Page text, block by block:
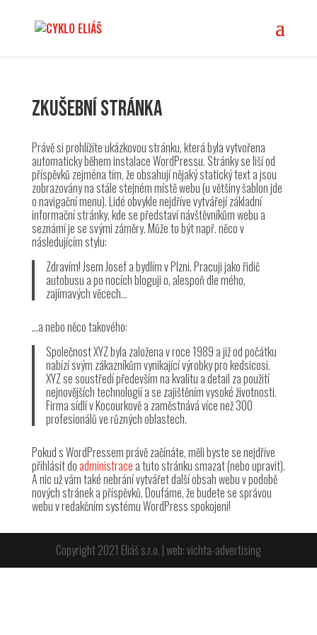
Zkušební stránka
Právě si prohlížíte ukázkovou stránku, která byla vytvořena
automaticky během instalace WordPressu. Stránky se liší od
příspěvků zejména tím, že obsahují nějaký statický text a jsou
zobrazovány na stále stejném místě webu (u většiny šablon jde
o navigační menu). Lidé obvykle nejdříve vytvářejí základní
informační stránky, kde se představí návštěvníkům webu a
seznámí je se svými záměry. Může to být např. něco v
následujícím stylu:
Zdravím! Jsem Josef a bydlím v Plzni. Pracuji jako řidič
autobusu a po nocích bloguji o, alespoň dle mého,
zajímavých věcech…
…a nebo něco takového:
Společnost XYZ byla založena v roce 1989 a již od počátku
nabízí svým zákazníkům vynikající výrobky pro kedsicosi.
XYZ se soustředí především na kvalitu a detail za použití
nejnovějších technologií a se zajištěním vysoké životnosti.
Firma sídlí v Kocourkově a zaměstnává více než 300
profesionálů ve různých oblastech.
Pokud s WordPressem právě začínáte, měli byste se nejdříve
přihlásit doadministrace a tuto stránku smazat (nebo upravit).
A nic už vám také nebrání vytvářet další obsah webu v podobě
nových stránek a příspěvků. Doufáme, že budete se správou
webu v redakčním systému WordPress spokojeni!
Copyright 2021 Eliáš s.r.o. | web: vichta-advertising